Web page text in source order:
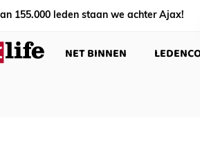
155.000 leden staan we achter Ajax!
NET BINNEN